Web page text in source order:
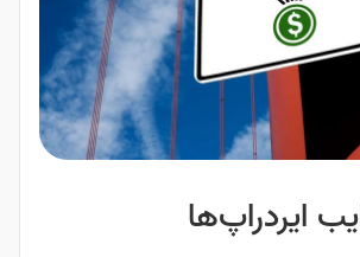
ایردراپ‌ها